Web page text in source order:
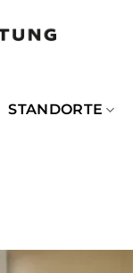
STANDORTE